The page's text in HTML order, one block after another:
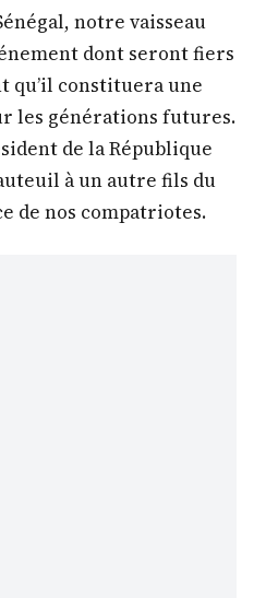
notre vaisseau
dont seront fiers
qu’il constituera une
les générations futures.
de la République
à un autre fils du
de nos compatriotes.